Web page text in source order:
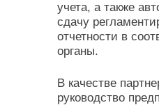
учета, а также
сдачу
отчетности в
органы.
В качестве
руководство